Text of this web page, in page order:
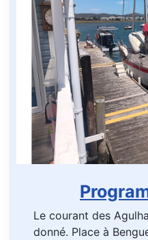
Le courant des
donné. Place à